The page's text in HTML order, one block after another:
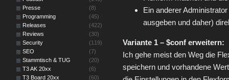
Ein anderer
ausgeben und daher)
Variante 1 – $conf erweitern:
Ich gehe meist den Weg die
speichern und vorhandene
Presse
(8)
Programming
(45)
Releases
(422)
Reviews
(30)
Security
(119)
SEO
(7)
Stammtisch & TUG
(20)
T3 AK 20xx
(6)
T3 Board 20xx
(60)